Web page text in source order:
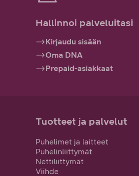
Hallinnoi palveluitasi
Kirjaudu sisään
Oma DNA
Prepaid-asiakkaat
Tuotteet ja palvelut
Puhelimet ja laitteet
Puhelinliittymät
Nettiliittymät
Viihde